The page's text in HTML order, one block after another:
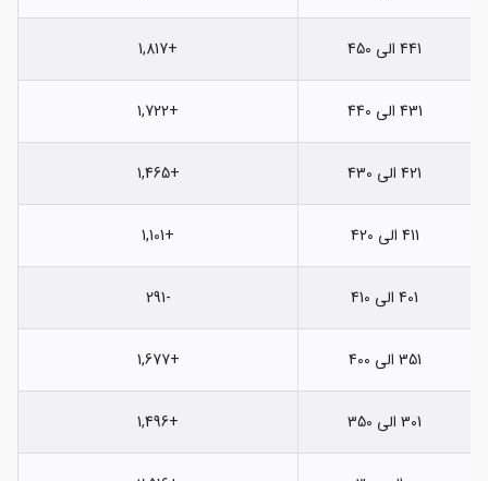
441 الی 450 +1,817
431 الی 440 +1,722
421 الی 430 +1,465
411 الی 420 +1,101
401 الی 410 -291
351 الی 400 +1,677
301 الی 350 +1,496